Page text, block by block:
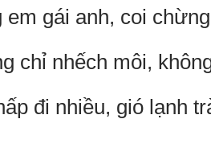
gái anh, coi
chỉ nhếch môi,
đi nhiều, gió lạnh